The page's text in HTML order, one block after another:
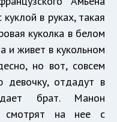
куклой в руках, такая
куколка в белом
и живет в кукольном
но вот, совсем
девочку, отдадут в
брат. Манон
смотрят на нее с